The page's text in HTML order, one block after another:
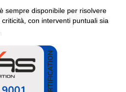
sempre disponibile per risolvere
con interventi puntuali sia